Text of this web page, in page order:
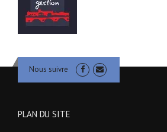
Nous suivre
PLAN DU SITE